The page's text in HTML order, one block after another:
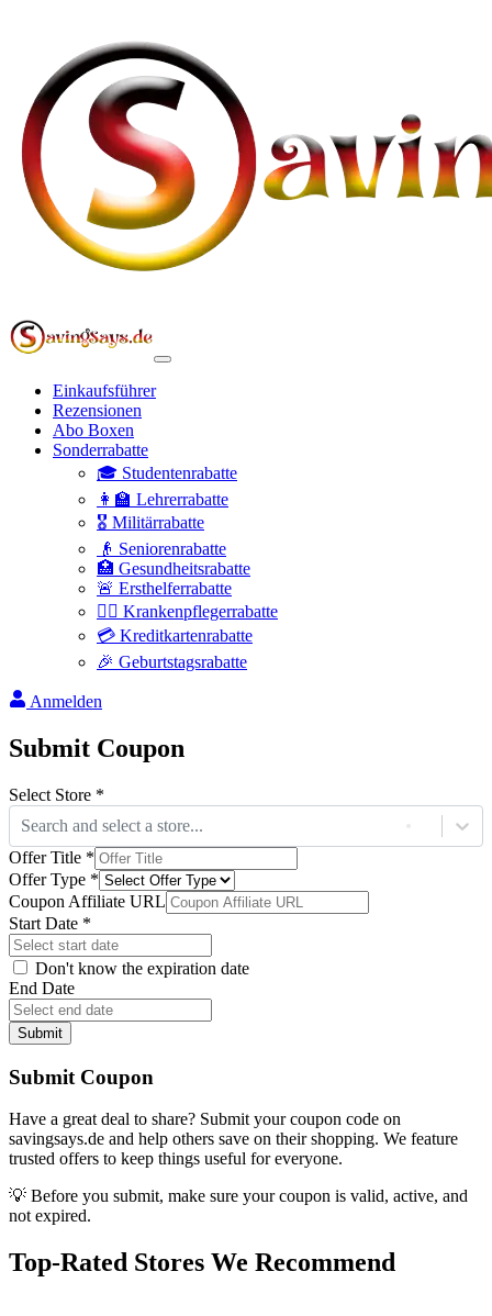
Einkaufsführer
Rezensionen
Abo Boxen
Sonderrabatte
🎓 Studentenrabatte
👩‍🏫 Lehrerrabatte
🎖️ Militärrabatte
👴 Seniorenrabatte
🏥 Gesundheitsrabatte
🚨 Ersthelferrabatte
👩‍⚕️ Krankenpflegerrabatte
💳 Kreditkartenrabatte
🎉 Geburtstagsrabatte
Anmelden
Submit Coupon
Select Store *
Search and select a store...
Offer Title *
Offer Type *
Coupon Affiliate URL
Start Date *
Don't know the expiration date
End Date
Submit
Submit Coupon
Have a great deal to share? Submit your coupon code on
savingsays.de and help others save on their shopping. We feature
trusted offers to keep things useful for everyone.
💡 Before you submit, make sure your coupon is valid, active, and
not expired.
Top-Rated Stores We Recommend